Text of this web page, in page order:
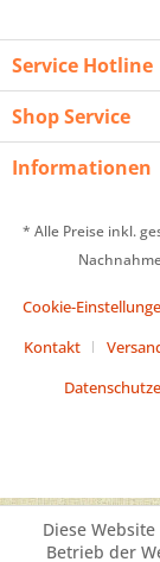
Service Hotline
Shop Service
Informationen
* Alle Preise inkl.
Cookie-
Kontakt
Diese
Betrieb der